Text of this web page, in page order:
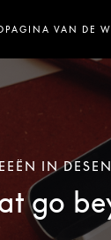
VAN DE
IN
go